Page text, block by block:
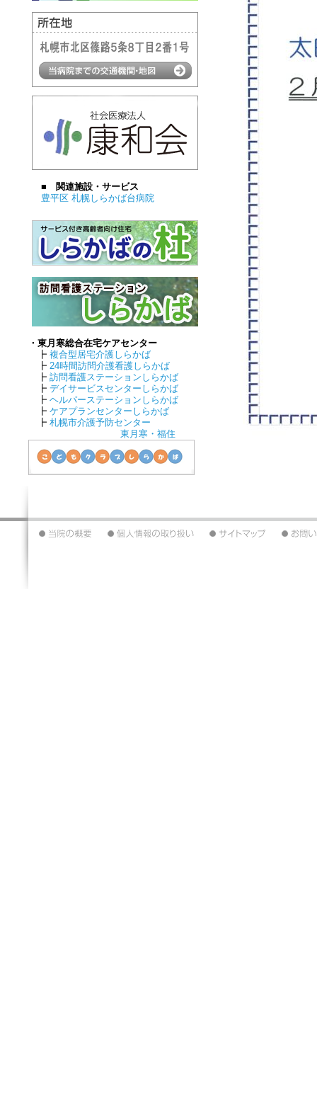
■ 関連施設・サービス
豊平区 札幌しらかば台病院
・東月寒総合在宅ケアセンター
┣ 複合型居宅介護しらかば
┣ 24時間訪問介護看護しらかば
┣ 訪問看護ステーションしらかば
┣ デイサービスセンターしらかば
┣ ヘルパーステーションしらかば
┣ ケアプランセンターしらかば
┣ 札幌市介護予防センター
東月寒・福住